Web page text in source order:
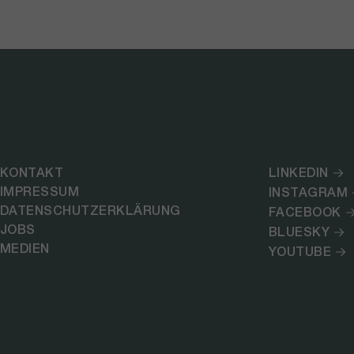
KONTAKT
IMPRESSUM
DATENSCHUTZERKLÄRUNG
JOBS
MEDIEN
LINKEDIN
INSTAGRAM
FACEBOOK
BLUESKY
YOUTUBE